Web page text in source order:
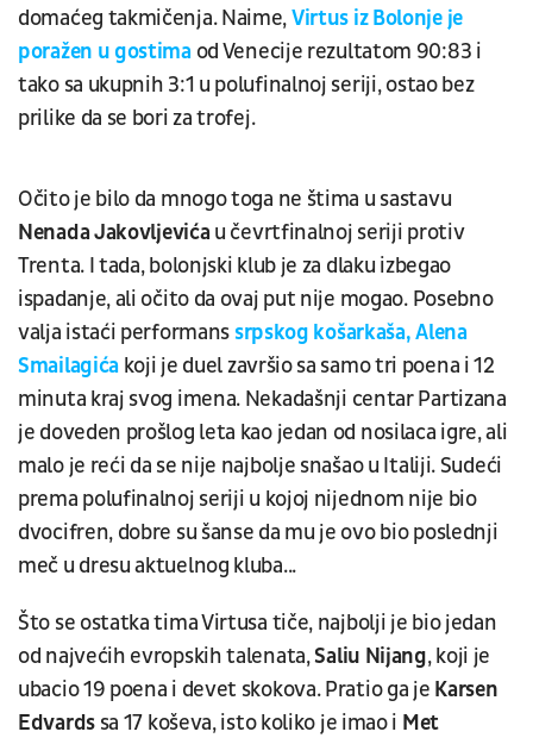
domaćeg takmičenja. Naime,Virtus iz Bolonje je
poražen u gostima od Venecije rezultatom 90:83 i
tako sa ukupnih 3:1 u polufinalnoj seriji, ostao bez
prilike da se bori za trofej.
Očito je bilo da mnogo toga ne štima u sastavu
NenadaJakovljevićau čevrtfinalnoj seriji protiv
Trenta. I tada, bolonjski klub je za dlaku izbegao
ispadanje, ali očito da ovaj put nije mogao. Posebno
valja istaći performans srpskog košarkaša, Alena
Smailagića koji je duel završio sa samo tri poena i 12
minuta kraj svog imena. Nekadašnji centar Partizana
je doveden prošlog leta kao jedan od nosilaca igre, ali
malo je reći da se nije najbolje snašao u Italiji. Sudeći
prema polufinalnoj seriji u kojoj nijednom nije bio
dvocifren, dobre su šanse da mu je ovo bio poslednji
meč u dresu aktuelnog kluba...
Što se ostatka tima Virtusa tiče, najbolji je bio jedan
od najvećih evropskih talenata,Saliu Nijang, koji je
ubacio 19 poena i devet skokova. Pratio ga je Karsen
Edvards sa 17 koševa, isto koliko je imao i Met